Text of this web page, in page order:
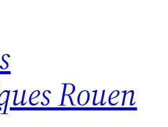
Rouen